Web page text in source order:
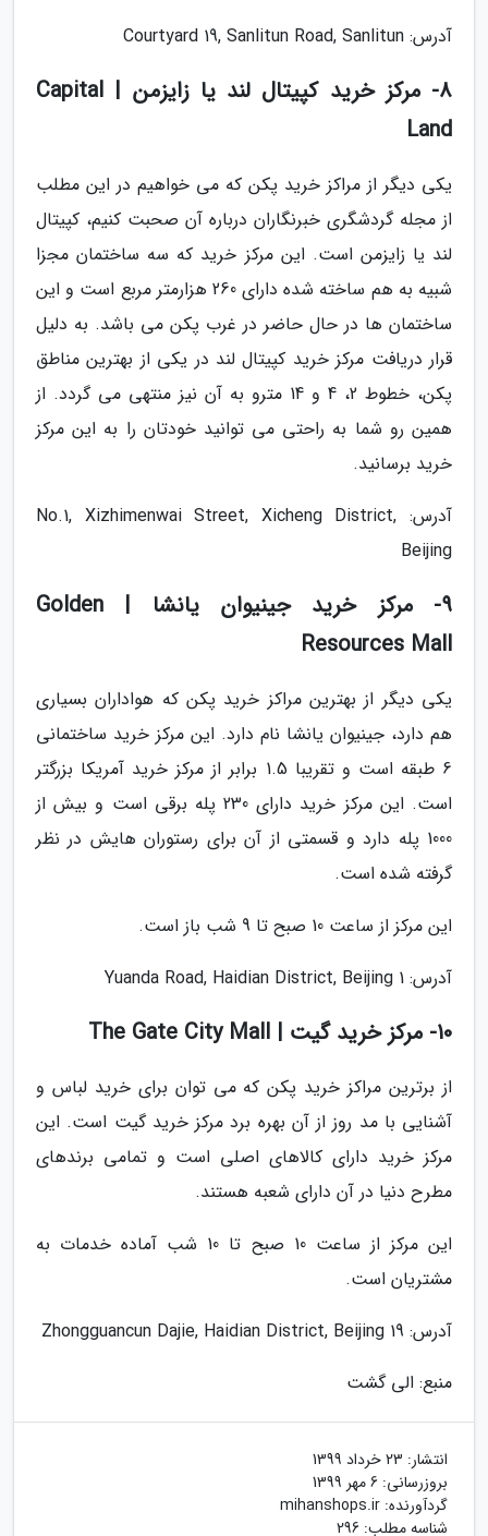
آدرس: Courtyard 19, Sanlitun Road, Sanlitun
8- مرکز خرید کپیتال لند یا زایزمن | Capital
Land
یکی دیگر از مراکز خرید پکن که می خواهیم در این مطلب
از مجله گردشگری خبرنگاران درباره آن صحبت کنیم، کپیتال
لند یا زایزمن است. این مرکز خرید که سه ساختمان مجزا
شبیه به هم ساخته شده دارای 260 هزارمتر مربع است و این
ساختمان ها در حال حاضر در غرب پکن می باشد. به دلیل
قرار دریافت مرکز خرید کپیتال لند در یکی از بهترین مناطق
پکن، خطوط 2، 4 و 14 مترو به آن نیز منتهی می گردد. از
همین رو شما به راحتی می توانید خودتان را به این مرکز
خرید برسانید.
آدرس: No.1, Xizhimenwai Street, Xicheng District,
Beijing
9- مرکز خرید جینیوان یانشا | Golden
Resources Mall
یکی دیگر از بهترین مراکز خرید پکن که هواداران بسیاری
هم دارد، جینیوان یانشا نام دارد. این مرکز خرید ساختمانی
6 طبقه است و تقریبا 1.5 برابر از مرکز خرید آمریکا بزرگتر
است. این مرکز خرید دارای 230 پله برقی است و بیش از
1000 پله دارد و قسمتی از آن برای رستوران هایش در نظر
گرفته شده است.
این مرکز از ساعت 10 صبح تا 9 شب باز است.
آدرس: 1 Yuanda Road, Haidian District, Beijing
10- مرکز خرید گیت | The Gate City Mall
از برترین مراکز خرید پکن که می توان برای خرید لباس و
آشنایی با مد روز از آن بهره برد مرکز خرید گیت است. این
مرکز خرید دارای کالاهای اصلی است و تمامی برندهای
مطرح دنیا در آن دارای شعبه هستند.
این مرکز از ساعت 10 صبح تا 10 شب آماده خدمات به
مشتریان است.
آدرس: 19 Zhongguancun Dajie, Haidian District, Beijing
منبع: الی گشت
انتشار: 23 خرداد 1399
بروزرسانی: 6 مهر 1399
گردآورنده: mihanshops.ir
شناسه مطلب: 296